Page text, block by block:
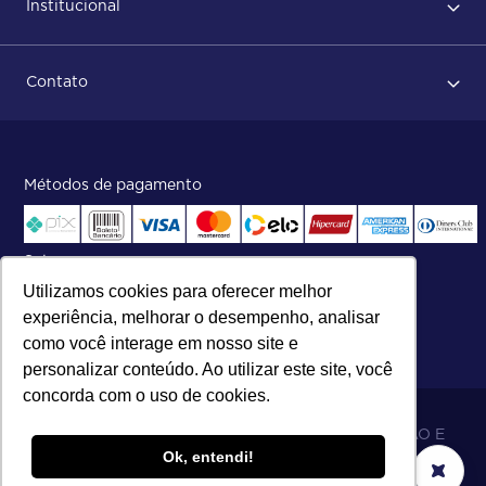
Utilizamos cookies para oferecer melhor
experiência, melhorar o desempenho, analisar
como você interage em nosso site e
personalizar conteúdo. Ao utilizar este site, você
concorda com o uso de cookies.
Ok, entendi!
Após conclusão do pedido
Status do pedido e acompanhamento da entrega
Institucional
ISO
Contato
Central de atendimento:
Telefone:(27) 2121-9000
Segunda a Sexta das 8h às 17h30
Métodos de pagamento
Selos
06.698.001/0002-19 - MB 5 COMÉRCIO IMPORTAÇÃO E
EXPORTAÇÃO LTDA - SOARES ATACADO DISTRIBUIDOR.